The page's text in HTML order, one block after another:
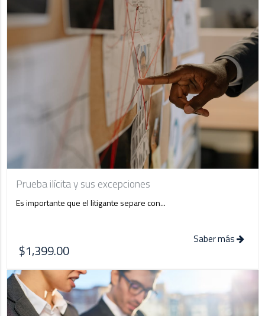
Prueba ilícita y sus excepciones
Es importante que el litigante separe con...
$1,399.00
Saber más